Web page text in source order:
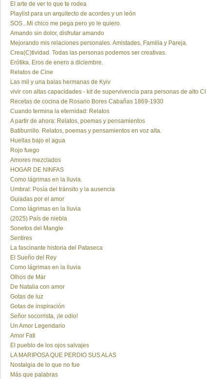
El arte de ver lo que te rodea
Playlist para un arquitecto de acordes y un león
SOS...Mi chico me pega pero yo le quiero.
Amando sin dolor, disfrutar amando
Mejorando mis relaciones personales. Amistades, Familia y Pareja.
Crea(C)tividad. Todas las personas podemos ser creativas.
Erótika. Eros de enero a diciembre.
Relatos de Cine
Las mil y una balas hermanas de Kyiv
vivir con altas capacidades - kit de supervivencia para personas de alto CI
Recetas de cocina de Rosario Bores Cabañas 1869-1930
Cuando termina la eternidad: Relatos
A partir de ahora: Relatos, poemas y pensamientos
Batiburrillo. Relatos, poemas y pensamientos en voz alta.
Huellas bajo el agua
Rojo fuego
Amores mezclados
HOGAR DE NINFAS
Como lágrimas en la lluvia.
Umbral: Posía del tránsito y la ausencia
Guiadas por el amor
Como lágrimas en la lluvia
(2025) País de niebla
Sonetos del Mangle
Sentires
La fascinante historia del Pataseca
El Sueño del Rey
Como lágrimas en la lluvia
Olhos de Mar
De Natalia con amor
Gotas de luz
Gotas de inspiración
Señor socorrista, ¡le odio!
Un Amor Legendario
Amor Fati
El pueblo de los ojos salvajes
LA MARIPOSA QUE PERDIO SUS ALAS
Nostalgia de lo que no fue
Más que palabras